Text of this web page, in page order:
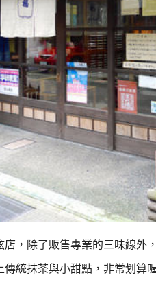
，除了販售專業的三味線外，
傳統抹茶與小甜點，非常划算喔